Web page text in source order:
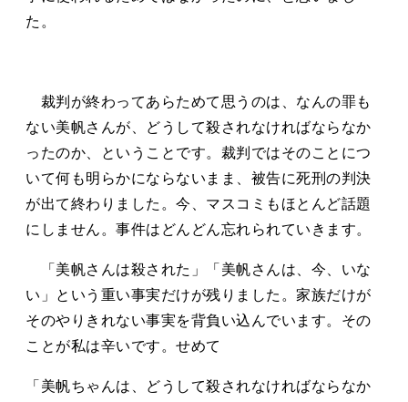
た。
裁判が終わってあらためて思うのは、なんの罪も
ない美帆さんが、どうして殺されなければならなか
ったのか、ということです。裁判ではそのことにつ
いて何も明らかにならないまま、被告に死刑の判決
が出て終わりました。今、マスコミもほとんど話題
にしません。事件はどんどん忘れられていきます。
「美帆さんは殺された」「美帆さんは、今、いな
い」という重い事実だけが残りました。家族だけが
そのやりきれない事実を背負い込んでいます。その
ことが私は辛いです。せめて
「美帆ちゃんは、どうして殺されなければならなか